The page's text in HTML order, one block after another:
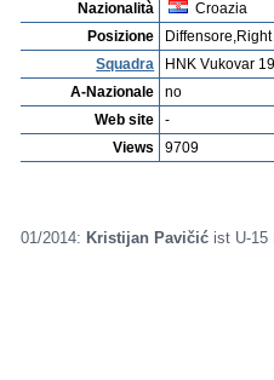
Nazionalità
Croazia
Posizione
Squadra
HNK Vukovar
A-Nazionale
no
Web site
-
Views
9709
01/2014: Kristijan Pavičić ist U-15